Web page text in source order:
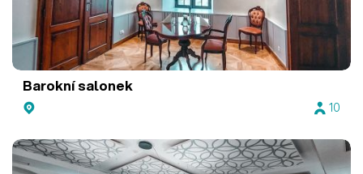
Barokní salonek
10